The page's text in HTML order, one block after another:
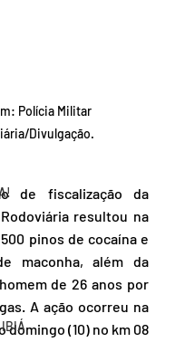
IBIÁ
Polícia Militar
Divulgação.
de fiscalização da
resultou na
pinos de cocaína e
maconha, além da
de 26 anos por
A ação ocorreu na
domingo (10) no km 08